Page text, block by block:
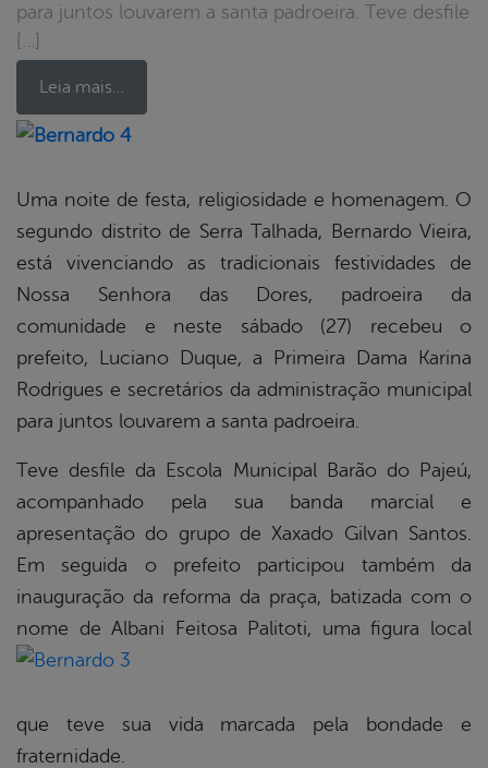
para juntos louvarem a santa padroeira. Teve desfile
[…]
Leia mais…
Uma noite de festa, religiosidade e homenagem. O
segundo distrito de Serra Talhada, Bernardo Vieira,
está vivenciando as tradicionais festividades de
Nossa Senhora das Dores, padroeira da
comunidade e neste sábado (27) recebeu o
prefeito, Luciano Duque, a Primeira Dama Karina
Rodrigues e secretários da administração municipal
para juntos louvarem a santa padroeira.
Teve desfile da Escola Municipal Barão do Pajeú,
acompanhado pela sua banda marcial e
apresentação do grupo de Xaxado Gilvan Santos.
Em seguida o prefeito participou também da
inauguração da reforma da praça, batizada com o
nome de Albani
Feitosa Palitoti, uma figura local
que teve sua vida marcada pela bondade e
fraternidade.